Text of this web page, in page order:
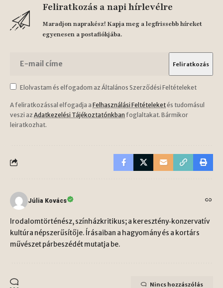
Feliratkozás a napi hírlevélre
Maradjon naprakész! Kapja meg a legfrissebb híreket
egyenesen a postafiókjába.
Elolvastam és elfogadom az Általános Szerződési Feltételeket
A feliratkozással elfogadja a Felhasználási Feltételeketés tudomásul
veszi az Adatkezelési Tájékoztatónkban foglaltakat. Bármikor
leiratkozhat.
Júlia Kovács
Irodalomtörténész, színházkritikus; a keresztény‑konzervatív
kultúra népszerűsítője. Írásaiban a hagyomány és a kortárs
művészet párbeszédét mutatja be.
Nincs hozzászólás